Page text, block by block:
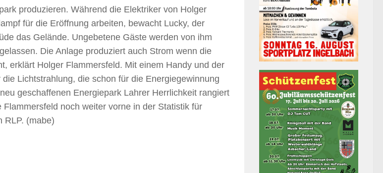
produzieren. Während die Elektriker von Holger
für die Eröffnung arbeiten, bewacht Lucky, der
das Gelände. Ungebetene Gäste werden von ihm
Die Anlage produziert auch Strom wenn die
erklärt Holger Flammersfeld. Mit einem Handy und der
Lichtstrahlung, die schon für die Energiegewinnung
geschaffenen Energiepark Lahrer Herrlichkeit rangiert
Flammersfeld noch weiter vorne in der Statistik für
RLP. (mabe)